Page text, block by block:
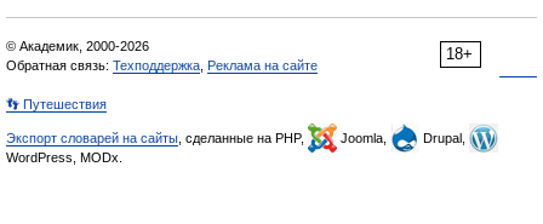
18+
© Академик, 2000-2026
Обратная связь: Техподдержка Реклама на сайте
👣 Путешествия
Экспорт словарей на сайты , сделанные на PHP, Joomla,
Drupal,
WordPress, MODx.